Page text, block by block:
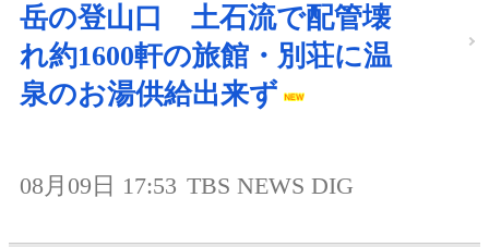
岳の登山口 土石流で配管壊
れ約1600軒の旅館・別荘に温
泉のお湯供給出来ず
08月09日 17:53 TBS NEWS DIG